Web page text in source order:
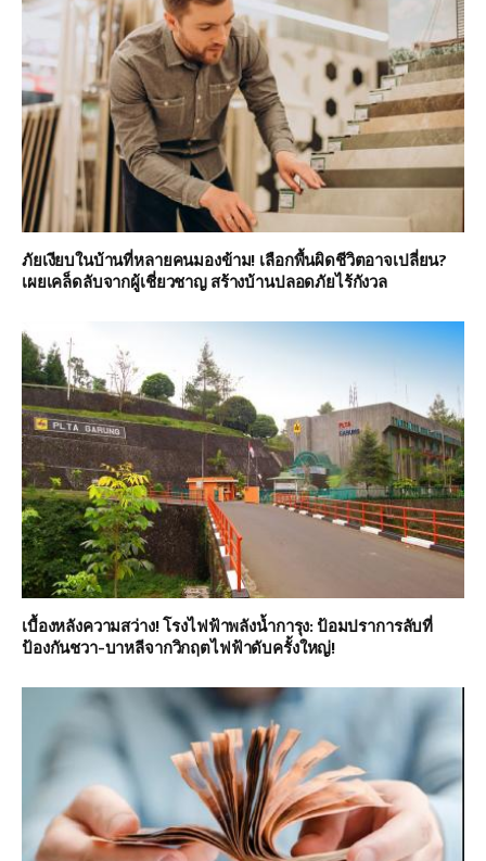
ภัยเงียบในบ้านที่หลายคนมองข้าม! เลือกพื้นผิดชีวิตอาจเปลี่ยน?
เผยเคล็ดลับจากผู้เชี่ยวชาญ สร้างบ้านปลอดภัยไร้กังวล
เบื้องหลังความสว่าง! โรงไฟฟ้าพลังน้ำการุง: ป้อมปราการลับที่
ป้องกันชวา-บาหลีจากวิกฤตไฟฟ้าดับครั้งใหญ่!